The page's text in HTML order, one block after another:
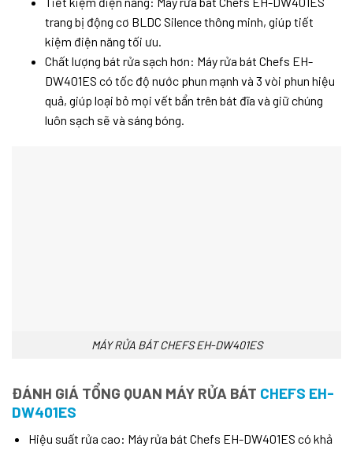
trang bị động cơ BLDC Silence thông minh, giúp tiết
kiệm điện năng tối ưu.
Chất lượng bát rửa sạch hơn: Máy rửa bát Chefs EH-
DW401ES có tốc độ nước phun mạnh và 3 vòi phun hiệu
quả, giúp loại bỏ mọi vết bẩn trên bát đĩa và giữ chúng
luôn sạch sẽ và sáng bóng.
MÁY RỬA BÁT CHEFS EH-DW401ES
ĐÁNH GIÁ TỔNG QUAN MÁY RỬA BÁT CHEFS EH-
DW401ES
Hiệu suất rửa cao: Máy rửa bát Chefs EH-DW401ES có khả